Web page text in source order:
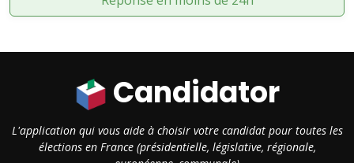
Candidator
L'application qui vous aide à choisir votre candidat pour toutes les
élections en France (présidentielle, législative, régionale,